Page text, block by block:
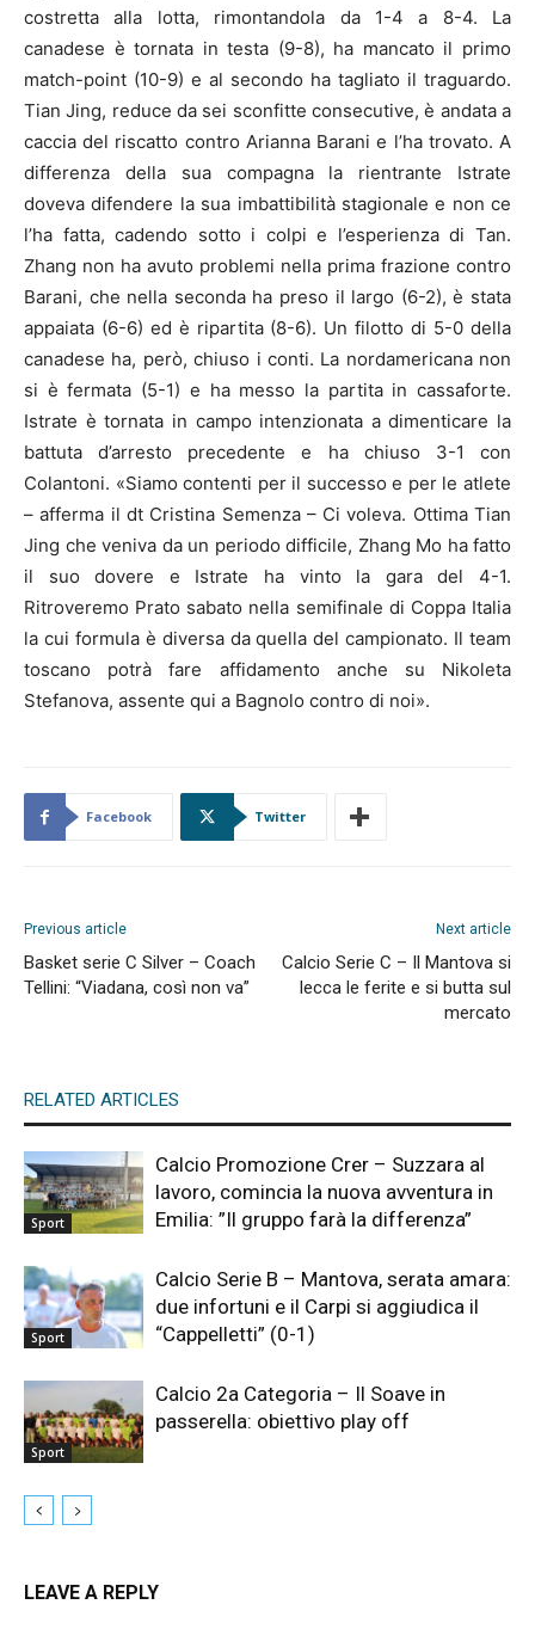
costretta alla lotta, rimontandola da 1-4 a 8-4. La
canadese è tornata in testa (9-8), ha mancato il primo
match-point (10-9) e al secondo ha tagliato il traguardo.
Tian Jing, reduce da sei sconfitte consecutive, è andata a
caccia del riscatto contro Arianna Barani e l’ha trovato. A
differenza della sua compagna la rientrante Istrate
doveva difendere la sua imbattibilità stagionale e non ce
l’ha fatta, cadendo sotto i colpi e l’esperienza di Tan.
Zhang non ha avuto problemi nella prima frazione contro
Barani, che nella seconda ha preso il largo (6-2), è stata
appaiata (6-6) ed è ripartita (8-6). Un filotto di 5-0 della
canadese ha, però, chiuso i conti. La nordamericana non
si è fermata (5-1) e ha messo la partita in cassaforte.
Istrate è tornata in campo intenzionata a dimenticare la
battuta d’arresto precedente e ha chiuso 3-1 con
Colantoni. «Siamo contenti per il successo e per le atlete
– afferma il dt Cristina Semenza – Ci voleva. Ottima Tian
Jing che veniva da un periodo difficile, Zhang Mo ha fatto
il suo dovere e Istrate ha vinto la gara del 4-1.
Ritroveremo Prato sabato nella semifinale di Coppa Italia
la cui formula è diversa da quella del campionato. Il team
toscano potrà fare affidamento anche su Nikoleta
Stefanova, assente qui a Bagnolo contro di noi».
Facebook Twitter
Previous article
Basket serie C Silver – Coach
Tellini: “Viadana, così non va”
Next article
Calcio Serie C – Il Mantova si
lecca le ferite e si butta sul
mercato
RELATED ARTICLES
Sport
Calcio Promozione Crer – Suzzara al
lavoro, comincia la nuova avventura in
Emilia: ”Il gruppo farà la differenza”
Sport
Calcio Serie B – Mantova, serata amara:
due infortuni e il Carpi si aggiudica il
“Cappelletti” (0-1)
Sport
Calcio 2a Categoria – Il Soave in
passerella: obiettivo play off
LEAVE A REPLY